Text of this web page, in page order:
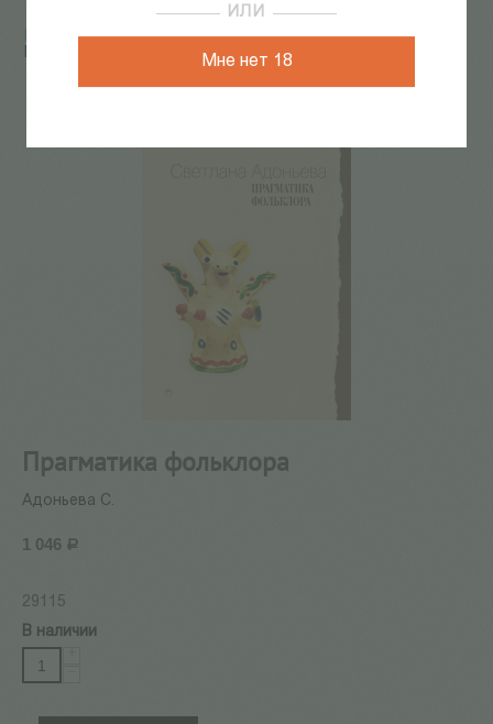
ИЛИ
Мне нет 18
Главная / КАТАЛОГ КНИГ / филология / Лингвистика
Прагматика фольклора
22 из 43
Прагматика фольклора
Адоньева С.
1 046 Р
29115
В наличии